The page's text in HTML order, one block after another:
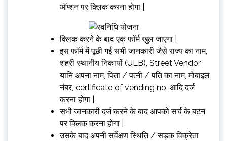
ऑप्शन पर क्लिक करना होगा |
क्लिक करने के बाद एक फॉर्म खुल जाएगा |
इस फॉर्म में पूछी गई सभी जानकारी जैसे राज्य का नाम,
शहरी स्थानीय निकायों (ULB), Street Vendor
यानि अपना नाम, पिता / पत्नी / पति का नाम, मोबाइल
नंबर, certificate of vending no. आदि दर्ज
करना होगा |
सभी जानकारी दर्ज करने के बाद आपको सर्च के बटन
पर क्लिक करना होगा |
उसके बाद अपनी सर्वेक्षण स्थिति / सड़क विक्रेता